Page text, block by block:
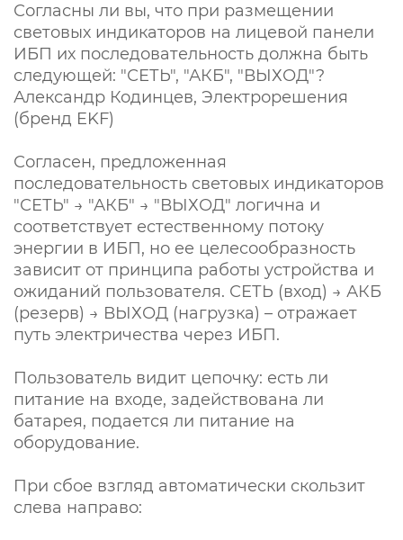
Согласны ли вы, что при размещении
световых индикаторов на лицевой панели
ИБП их последовательность должна быть
следующей: "СЕТЬ", "АКБ", "ВЫХОД"?
Александр Кодинцев, Электрорешения
(бренд EKF)
Согласен, предложенная
последовательность световых индикаторов
"СЕТЬ" → "АКБ" → "ВЫХОД" логична и
соответствует естественному потоку
энергии в ИБП, но ее целесообразность
зависит от принципа работы устройства и
ожиданий пользователя. СЕТЬ (вход) → АКБ
(резерв) → ВЫХОД (нагрузка) – отражает
путь электричества через ИБП.
Пользователь видит цепочку: есть ли
питание на входе, задействована ли
батарея, подается ли питание на
оборудование.
При сбое взгляд автоматически скользит
слева направо: